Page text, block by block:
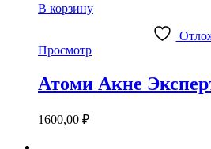
В корзину
Просмотр
Атоми Акне
1600,00 ₽